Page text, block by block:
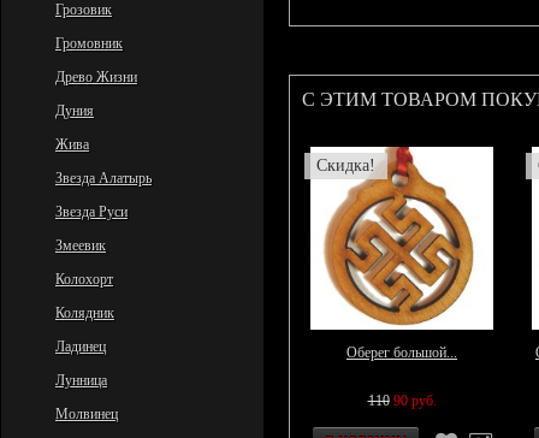
Грозовик
Громовник
Древо Жизни
Дуния
Жива
Звезда Алатырь
Звезда Руси
Змеевик
Колохорт
Колядник
Ладинец
Лунница
Молвинец
С ЭТИМ ТОВАРОМ
Скидка!
Оберег большой...
110 90 руб.